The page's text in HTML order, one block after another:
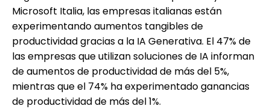
Microsoft Italia, las empresas italianas están
experimentando aumentos tangibles de
productividad gracias a la IA Generativa. El 47% de
las empresas que utilizan soluciones de IA informan
de aumentos de productividad de más del 5%,
mientras que el 74% ha experimentado ganancias
de productividad de más del 1%.